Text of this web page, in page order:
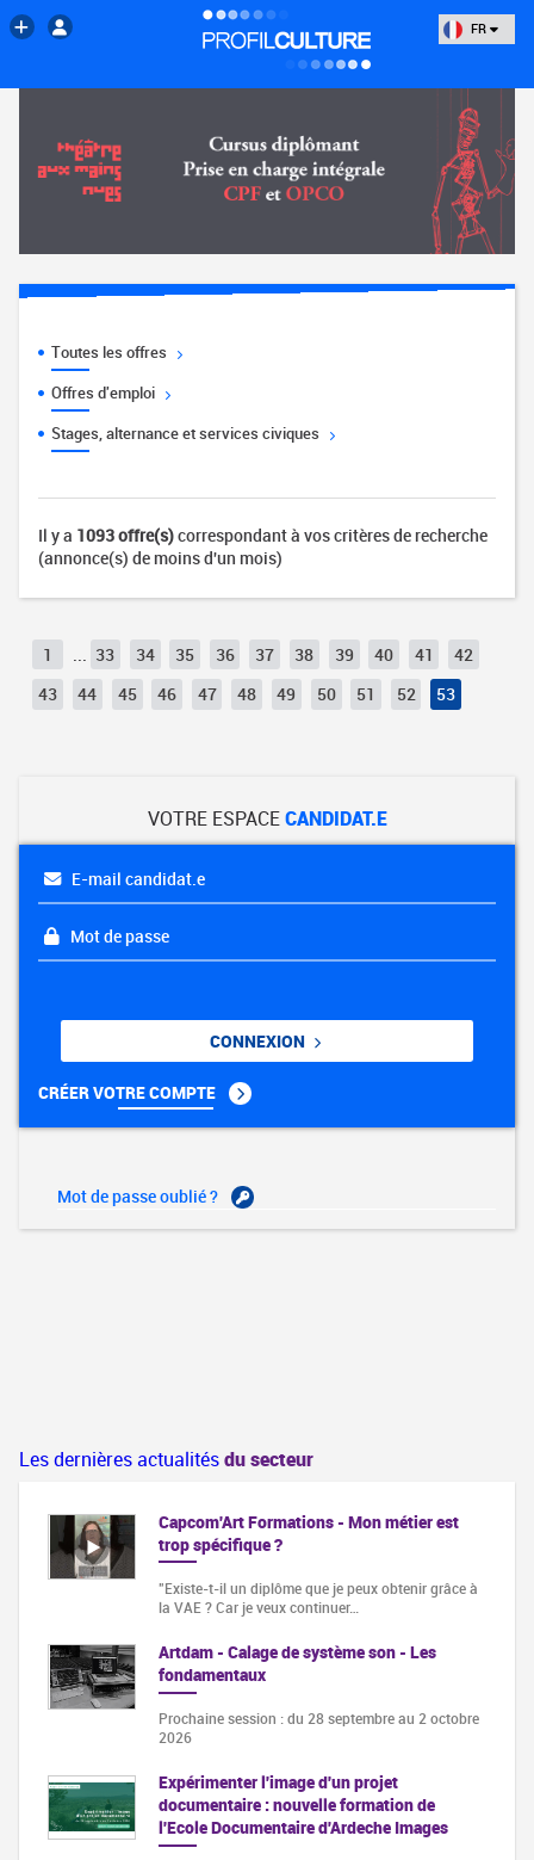
FR
Toutes les offres
Offres d'emploi
Stages, alternance et services civiques
Il y a 1093 offre(s)correspondant à vos critères de recherche
(annonce(s) de moins d'un mois)
1 33 34 35 36 37 38 39 40 41
42
43
44 45 46 47 48 49 50 51 52 53
VOTRE ESPACECANDIDAT.E
E-mail candidat.e
Mot de passe
CONNEXION
CRÉER VOTRE COMPTE
Mot de passe oublié ?
Les dernières actualitésdu secteur
Capcom'Art Formations - Mon métier est
trop spécifique ?
"Existe-t-il un diplôme que je peux obtenir grâce à
la VAE ? Car je veux continuer…
Artdam - Calage de système son - Les
fondamentaux
Prochaine session : du 28 septembre au 2 octobre
2026
Expérimenter l'image d'un projet
documentaire : nouvelle formation de
l'Ecole Documentaire d'Ardeche Images